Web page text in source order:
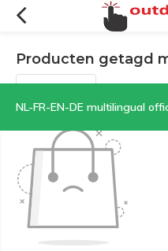
NL-FR-EN-DE multilingual official
Producten getagd
Filters